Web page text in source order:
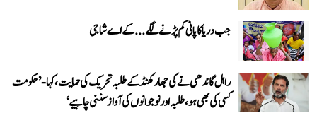
جب دریا کا پانی کم پڑنے لگے...کے اے شاجی
راہل گاندھی نے کی جھارکھنڈ کے طلبہ تحریک کی حمایت، کہا- ’حکومت
کسی کی بھی ہو، طلبہ اور نوجوانوں کی آواز سننی چاہیے‘